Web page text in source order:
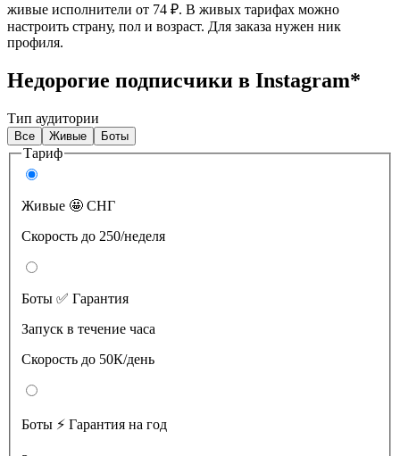
живые исполнители от 74 ₽. В живых тарифах можно
настроить страну, пол и возраст. Для заказа нужен ник
профиля.
Недорогие подписчики в Instagram*
Тип аудитории
Все Живые Боты
Тариф
Живые 🤩 СНГ
Скорость до 250/неделя
Боты ✅ Гарантия
Запуск в течение часа
Скорость до 50К/день
Боты ⚡️ Гарантия на год